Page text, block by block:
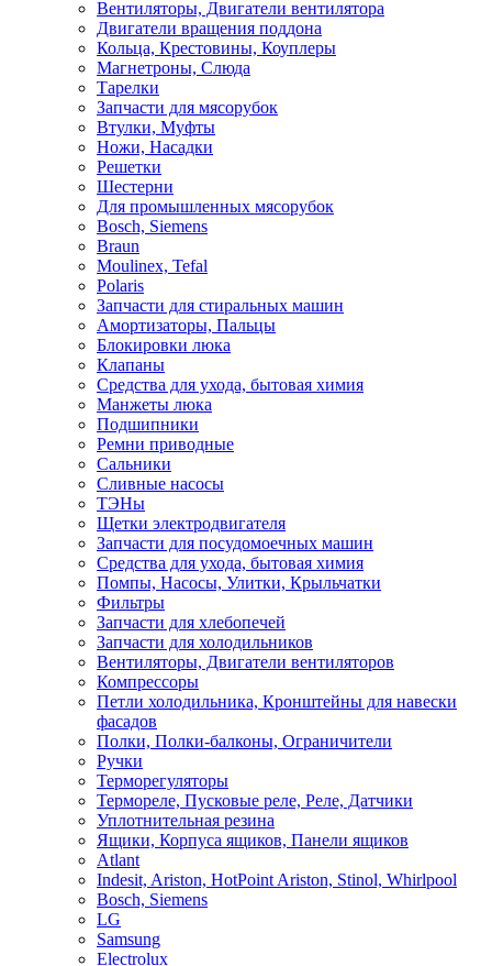
Вентиляторы, Двигатели вентилятора
Двигатели вращения поддона
Кольца, Крестовины, Коуплеры
Магнетроны, Слюда
Тарелки
Запчасти для мясорубок
Втулки, Муфты
Ножи, Насадки
Решетки
Шестерни
Для промышленных мясорубок
Bosch, Siemens
Braun
Moulinex, Tefal
Polaris
Запчасти для стиральных машин
Амортизаторы, Пальцы
Блокировки люка
Клапаны
Средства для ухода, бытовая химия
Манжеты люка
Подшипники
Ремни приводные
Сальники
Сливные насосы
ТЭНы
Щетки электродвигателя
Запчасти для посудомоечных машин
Средства для ухода, бытовая химия
Помпы, Насосы, Улитки, Крыльчатки
Фильтры
Запчасти для хлебопечей
Запчасти для холодильников
Вентиляторы, Двигатели вентиляторов
Компрессоры
Петли холодильника, Кронштейны для навески
фасадов
Полки, Полки-балконы, Ограничители
Ручки
Терморегуляторы
Термореле, Пусковые реле, Реле, Датчики
Уплотнительная резина
Ящики, Корпуса ящиков, Панели ящиков
Atlant
Indesit, Ariston, HotPoint Ariston, Stinol, Whirlpool
Bosch, Siemens
LG
Samsung
Electrolux